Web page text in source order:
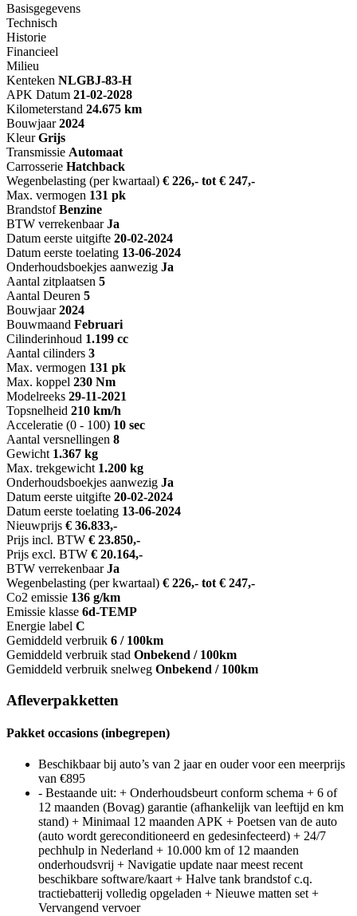
Basisgegevens
Technisch
Historie
Financieel
Milieu
Kenteken NLGBJ-83-H
APK Datum 21-02-2028
Kilometerstand 24.675 km
Bouwjaar 2024
Kleur Grijs
Transmissie Automaat
Carrosserie Hatchback
Wegenbelasting (per kwartaal) € 226,- tot € 247,-
Max. vermogen 131 pk
Brandstof Benzine
BTW verrekenbaar Ja
Datum eerste uitgifte 20-02-2024
Datum eerste toelating 13-06-2024
Onderhoudsboekjes aanwezig Ja
Aantal zitplaatsen 5
Aantal Deuren 5
Bouwjaar 2024
Bouwmaand Februari
Cilinderinhoud 1.199 cc
Aantal cilinders 3
Max. vermogen 131 pk
Max. koppel 230 Nm
Modelreeks 29-11-2021
Topsnelheid 210 km/h
Acceleratie (0 - 100) 10 sec
Aantal versnellingen 8
Gewicht 1.367 kg
Max. trekgewicht 1.200 kg
Onderhoudsboekjes aanwezig Ja
Datum eerste uitgifte 20-02-2024
Datum eerste toelating 13-06-2024
Nieuwprijs € 36.833,-
Prijs incl. BTW € 23.850,-
Prijs excl. BTW € 20.164,-
BTW verrekenbaar Ja
Wegenbelasting (per kwartaal) € 226,- tot € 247,-
Co2 emissie 136 g/km
Emissie klasse 6d-TEMP
Energie label C
Gemiddeld verbruik 6 / 100km
Gemiddeld verbruik stad Onbekend / 100km
Gemiddeld verbruik snelweg Onbekend / 100km
Afleverpakketten
Pakket occasions (inbegrepen)
Beschikbaar bij auto’s van 2 jaar en ouder voor een meerprijs
van €895
- Bestaande uit: + Onderhoudsbeurt conform schema + 6 of
12 maanden (Bovag) garantie (afhankelijk van leeftijd en km
stand) + Minimaal 12 maanden APK + Poetsen van de auto
(auto wordt gereconditioneerd en gedesinfecteerd) + 24/7
pechhulp in Nederland + 10.000 km of 12 maanden
onderhoudsvrij + Navigatie update naar meest recent
beschikbare software/kaart + Halve tank brandstof c.q.
tractiebatterij volledig opgeladen + Nieuwe matten set +
Vervangend vervoer